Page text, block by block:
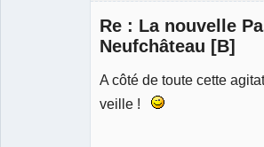
Re : La nouvelle
Neufchâteau [B]
A côté de toute cette
veille !